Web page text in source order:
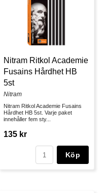
Nitram Ritkol Academie
Fusains Hårdhet HB
5st
Nitram
Nitram Ritkol Academie Fusains
Hårdhet HB 5st. Varje paket
innehåller fem sty...
135 kr
Köp